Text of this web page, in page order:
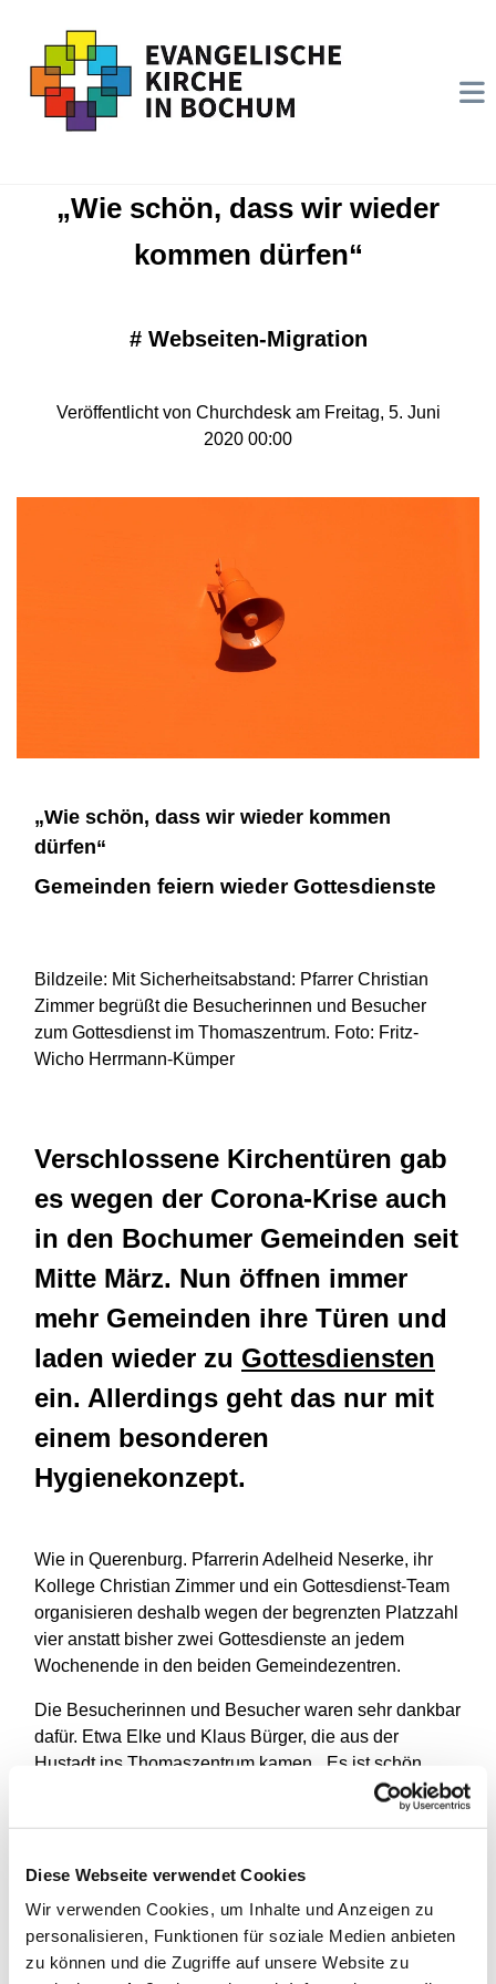
Diese Webseite verwendet Cookies
Wir verwenden Cookies, um Inhalte und Anzeigen zu
personalisieren, Funktionen für soziale Medien anbieten
zu können und die Zugriffe auf unsere Website zu
„Wie schön, dass wir wieder
kommen dürfen“
# Webseiten-Migration
Veröffentlicht von Churchdesk am Freitag, 5. Juni
2020 00:00
„Wie schön, dass wir wieder kommen
dürfen“
Gemeinden feiern wieder Gottesdienste
Bildzeile: Mit Sicherheitsabstand: Pfarrer Christian
Zimmer begrüßt die Besucherinnen und Besucher
zum Gottesdienst im Thomaszentrum. Foto: Fritz-
Wicho Herrmann-Kümper
Verschlossene Kirchentüren gab
es wegen der Corona-Krise auch
in den Bochumer Gemeinden seit
Mitte März. Nun öffnen immer
mehr Gemeinden ihre Türen und
laden wieder zu Gottesdiensten
ein. Allerdings geht das nur mit
einem besonderen
Hygienekonzept.
Wie in Querenburg. Pfarrerin Adelheid Neserke, ihr
Kollege Christian Zimmer und ein Gottesdienst-Team
organisieren deshalb wegen der begrenzten Platzzahl
vier anstatt bisher zwei Gottesdienste an jedem
Wochenende in den beiden Gemeindezentren.
Die Besucherinnen und Besucher waren sehr dankbar
dafür. Etwa Elke und Klaus Bürger, die aus der
Hustadt ins Thomaszentrum kamen. „Es ist schön,
dass wir in der Gemeinde wieder Gottesdienst feiern,
wenn auch im kleinen Rahmen. Die Predigt fand ich
Gastpredigerin und Theologiestudentin Rebekka
Das hat mir gefehlt“, ergänzt seine Ehefrau.
Zurück zum Hygienekonzept. Dazu gehört zunächst